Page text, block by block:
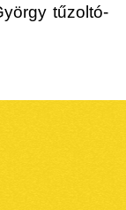
tűzoltó-